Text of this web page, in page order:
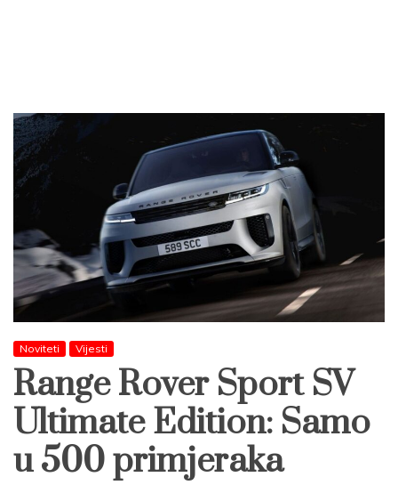
Noviteti Vijesti
Range Rover Sport SV
Ultimate Edition: Samo
u 500 primjeraka